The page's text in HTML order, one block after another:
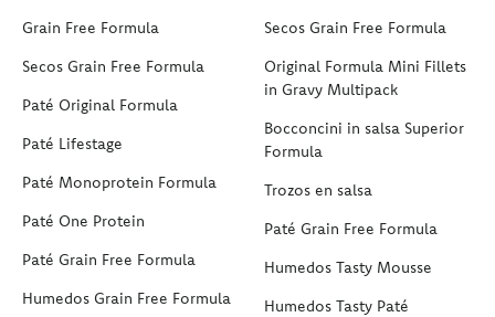
Grain Free Formula
Secos Grain Free Formula
Paté Original Formula
Paté Lifestage
Paté Monoprotein Formula
Paté One Protein
Paté Grain Free Formula
Humedos Grain Free Formula
Secos Grain Free Formula
Original Formula Mini Fillets
in Gravy Multipack
Bocconcini in salsa Superior
Formula
Trozos en salsa
Paté Grain Free Formula
Humedos Tasty Mousse
Humedos Tasty Paté